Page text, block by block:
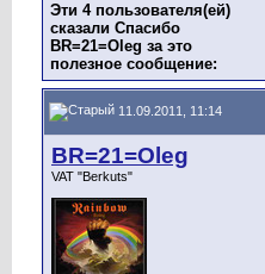
Эти 4 пользователя(ей)
сказали Спасибо
BR=21=Oleg за это
полезное сообщение:
11.09.2011, 11:14
BR=21=Oleg
VAT "Berkuts"